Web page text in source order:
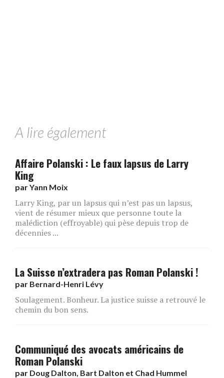
A lire également
Affaire Polanski : Le faux lapsus de Larry
King
parYann Moix
Larry King, par un lapsus qui n’est pas un lapsus,
vient de résumer mieux que personne toute la
malédiction (effroyable) qui pèse depuis trop de
décennies ...
La Suisse n’extradera pas Roman Polanski !
par Bernard-Henri Lévy
Soulagement. Bonheur. La justice suisse a retrouvé le
chemin du bon sens.
Communiqué des avocats américains de
Roman Polanski
par Doug Dalton, Bart Dalton et Chad Hummel